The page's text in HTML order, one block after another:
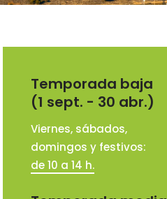
Temporada baja
(1 sept. - 30 abr.)
Viernes, sábados,
domingos y festivos:
de 10 a 14 h.